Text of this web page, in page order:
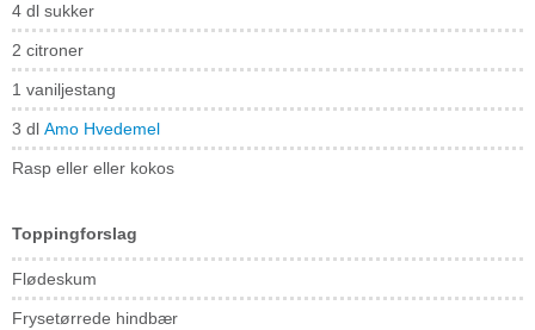
4 dl sukker
2 citroner
1 vaniljestang
3 dl Amo Hvedemel
Rasp eller eller kokos
Toppingforslag
Flødeskum
Frysetørrede hindbær